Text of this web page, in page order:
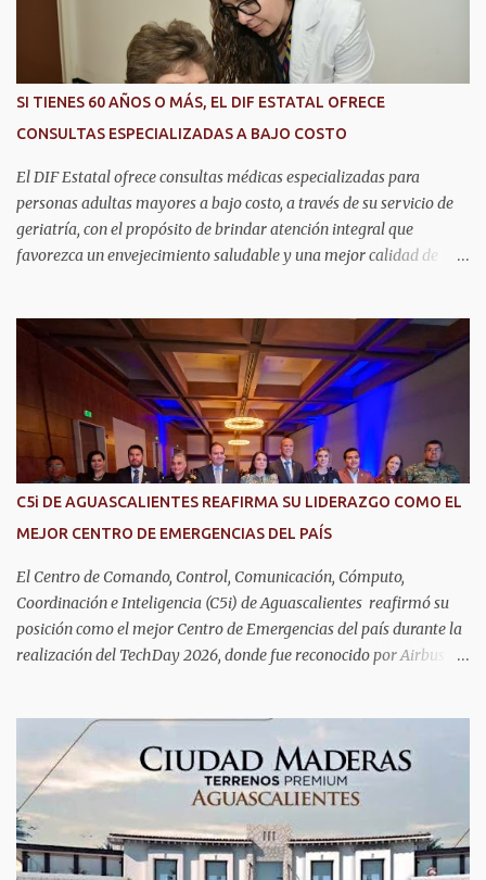
SI TIENES 60 AÑOS O MÁS, EL DIF ESTATAL OFRECE
CONSULTAS ESPECIALIZADAS A BAJO COSTO
El DIF Estatal ofrece consultas médicas especializadas para
personas adultas mayores a bajo costo, a través de su servicio de
geriatría, con el propósito de brindar atención integral que
favorezca un envejecimiento saludable y una mejor calidad de
fundamentalmente en la prevención, el diagnóstico y tratamiento
de las enfermedades más comunes en las personas mayores de 60
años, como diabetes, hipertensión, deterioro cognitivo y
alzhéimer, entre otros padecimientos. "Nuestros adultos mayores
son el corazón de muchas familias y merecen todo nuestro respeto,
cuidado y reconocimiento; por eso, en el DIF Estatal impulsamos
servicios que les ayuden a cuidar su salud y a vivir esta etapa con
presidenta del DIF Estatal. Para acceder al servicio, las y los
interesados deben acudir a la Dirección de Servi...
C5i DE AGUASCALIENTES REAFIRMA SU LIDERAZGO COMO EL
MEJOR CENTRO DE EMERGENCIAS DEL PAÍS
El Centro de Comando, Control, Comunicación, Cómputo,
Coordinación e Inteligencia (C5i) de Aguascalientes reafirmó su
posición como el mejor Centro de Emergencias del país durante la
realización del TechDay 2026, donde fue reconocido por Airbus
seguridad pública y la atención de emergencias. Este encuentro
reunió a autoridades, especialistas nacionales e internacionales y
representantes de instituciones de seguridad para intercambiar
conocimientos y conocer las tendencias más avanzadas en la
materia. La titular del C5i, Michelle Olmos Álvarez, señaló que este
reconocimiento es resultado de la capacidad operativa, la